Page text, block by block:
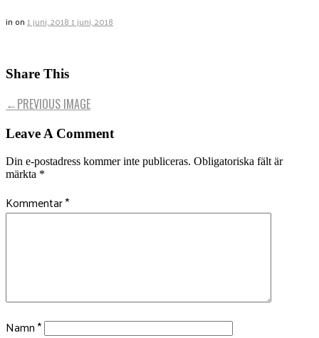
in on 1 juni, 2018 1 juni, 2018
Share This
←PREVIOUS IMAGE
Leave A Comment
Din e-postadress kommer inte publiceras. Obligatoriska fält är
märkta *
Kommentar*
Namn*